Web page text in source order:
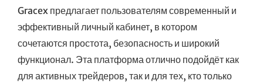
Gracex предлагает пользователям современный и
эффективный личный кабинет, в котором
сочетаются простота, безопасность и широкий
функционал. Эта платформа отлично подойдёт как
для активных трейдеров, так и для тех, кто только